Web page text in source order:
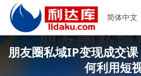
朋友圈私域IP变现成交
何利用短